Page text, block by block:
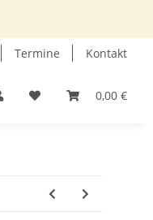
Termine Kontakt
0,00 €